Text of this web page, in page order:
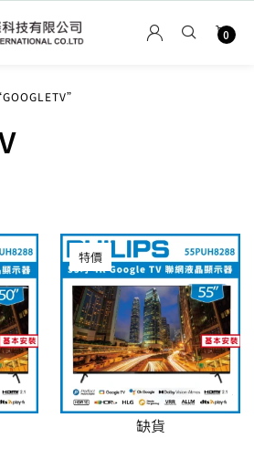
0
特價
缺貨